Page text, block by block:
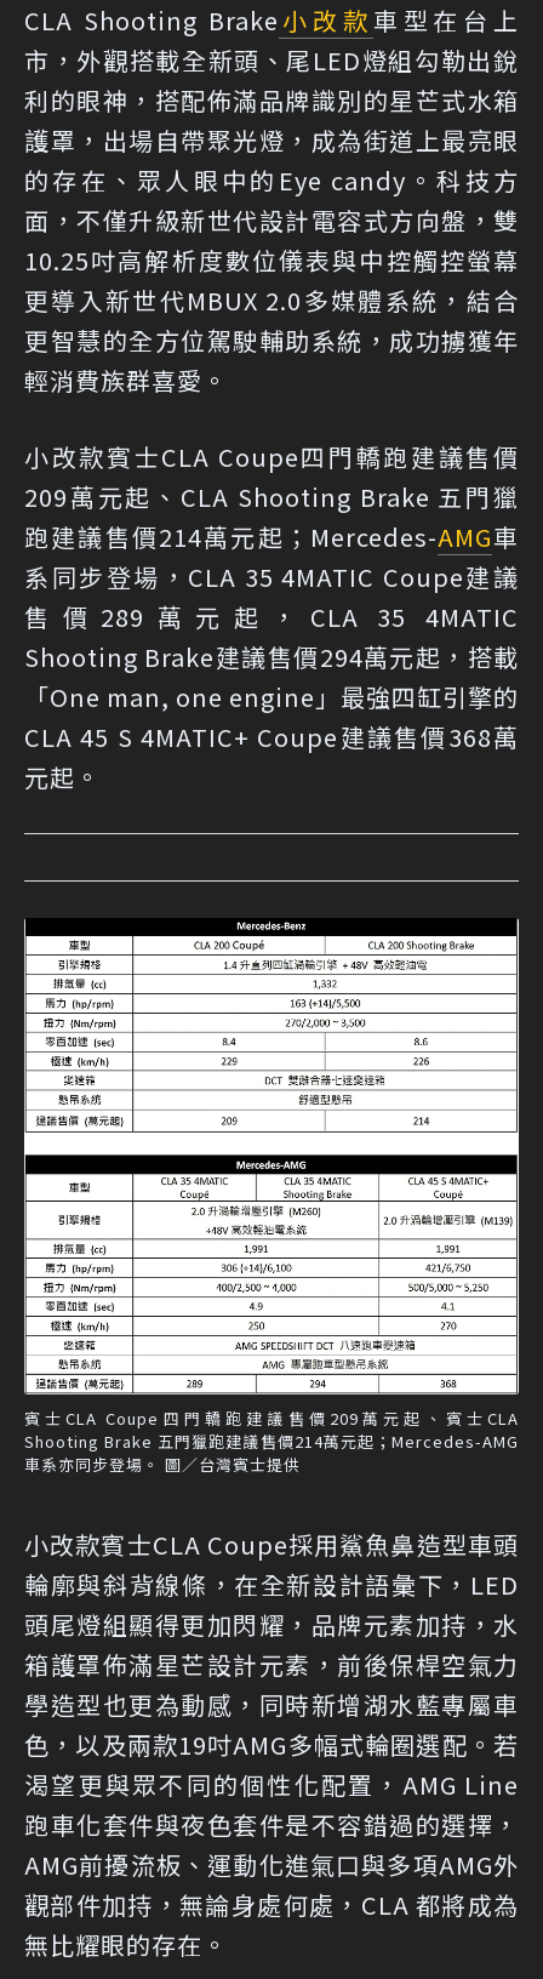
CLA Shooting Brake 小改款車型在台上
市，外觀搭載全新頭、尾LED燈組勾勒出銳
利的眼神，搭配佈滿品牌識別的星芒式水箱
護罩，出場自帶聚光燈，成為街道上最亮眼
的存在、眾人眼中的Eye candy。科技方
面，不僅升級新世代設計電容式方向盤，雙
10.25吋高解析度數位儀表與中控觸控螢幕
更導入新世代MBUX 2.0多媒體系統，結合
更智慧的全方位駕駛輔助系統，成功擄獲年
輕消費族群喜愛。
小改款賓士CLA Coupe四門轎跑建議售價
209萬元起、CLA Shooting Brake 五門獵
跑建議售價214萬元起；Mercedes-AMG車
系同步登場，CLA 35 4MATIC Coupe建議
售價289萬元起，CLA 35 4MATIC
Shooting Brake建議售價294萬元起，搭載
「One man, one engine」最強四缸引擎的
CLA 45 S 4MATIC+ Coupe建議售價368萬
元起。
賓士CLA Coupe四門轎跑建議售價209萬元起、賓士CLA
Shooting Brake 五門獵跑建議售價214萬元起；Mercedes-AMG
車系亦同步登場。 圖／台灣賓士提供
小改款賓士CLA Coupe採用鯊魚鼻造型車頭
輪廓與斜背線條，在全新設計語彙下，LED
頭尾燈組顯得更加閃耀，品牌元素加持，水
箱護罩佈滿星芒設計元素，前後保桿空氣力
學造型也更為動感，同時新增湖水藍專屬車
色，以及兩款19吋AMG多幅式輪圈選配。若
渴望更與眾不同的個性化配置，AMG Line
跑車化套件與夜色套件是不容錯過的選擇，
AMG前擾流板、運動化進氣口與多項AMG外
觀部件加持，無論身處何處，CLA 都將成為
無比耀眼的存在。